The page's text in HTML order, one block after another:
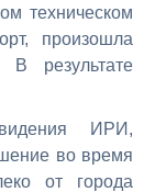
техническом
произошла
В результате
ИРИ,
во время
от города